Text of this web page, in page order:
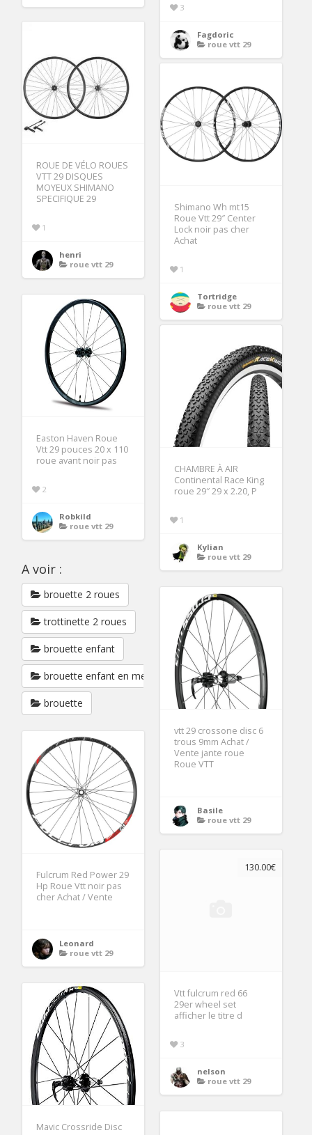
3
Fagdoric
roue vtt 29
ROUE DE VÉLO ROUES
VTT 29 DISQUES
MOYEUX SHIMANO
SPECIFIQUE 29
1
henri
roue vtt 29
Shimano Wh mt15
Roue Vtt 29″ Center
Lock noir pas cher
Achat
1
Tortridge
roue vtt 29
Easton Haven Roue
Vtt 29 pouces 20 x 110
roue avant noir pas
2
Robkild
roue vtt 29
CHAMBRE À AIR
Continental Race King
roue 29″ 29 x 2.20, P
1
Kylian
roue vtt 29
A voir :
brouette 2 roues
trottinette 2 roues
brouette enfant
brouette enfant en metal
brouette
vtt 29 crossone disc 6
trous 9mm Achat /
Vente jante roue
Roue VTT
Basile
roue vtt 29
Fulcrum Red Power 29
Hp Roue Vtt noir pas
cher Achat / Vente
Leonard
roue vtt 29
130.00€
Vtt fulcrum red 66
29er wheel set
afficher le titre d
3
nelson
roue vtt 29
Mavic Crossride Disc